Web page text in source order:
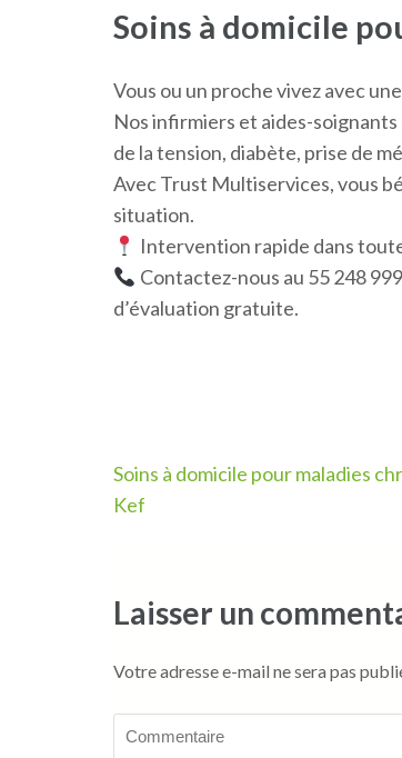
Soins à domicile
Vous ou un proche vivez avec
Nos infirmiers et aides-
de la tension, diabète, prise de
Avec Trust Multiservices, vous
situation.
Intervention rapide dans
Contactez-nous au 55 248
d’évaluation gratuite.
Navigation
de
Soins à domicile pour maladies
Kef
Laisser un
Votre adresse e-mail ne sera pas
Commentaire